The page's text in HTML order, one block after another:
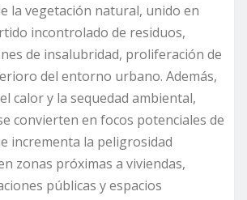
la vegetación natural, unido en
incontrolado de residuos,
de insalubridad, proliferación de
del entorno urbano. Además,
calor y la sequedad ambiental,
convierten en focos potenciales de
incrementa la peligrosidad
zonas próximas a viviendas,
públicas y espacios